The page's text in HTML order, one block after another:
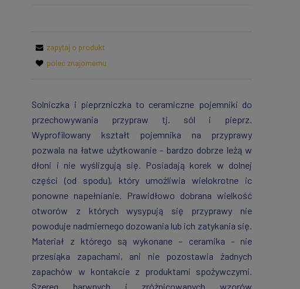
zapytaj o produkt
poleć znajomemu
Solniczka i pieprzniczka to ceramiczne pojemniki do
przechowywania przypraw tj. sól i pieprz.
Wyprofilowany kształt pojemnika na przyprawy
pozwala na łatwe użytkowanie - bardzo dobrze leżą w
dłoni i nie wyślizgują się. Posiadają korek w dolnej
części (od spodu), który umożliwia wielokrotne ic
ponowne napełnianie. Prawidłowo dobrana wielkość
otworów z których wysypują się przyprawy nie
powoduje nadmiernego dozowania lub ich zatykania się.
Materiał z którego są wykonane – ceramika - nie
przesiąka zapachami, ani nie pozostawia żadnych
zapachów w kontakcie z produktami spożywczymi.
Szereg barwnych i zróżnicowanych wzorów